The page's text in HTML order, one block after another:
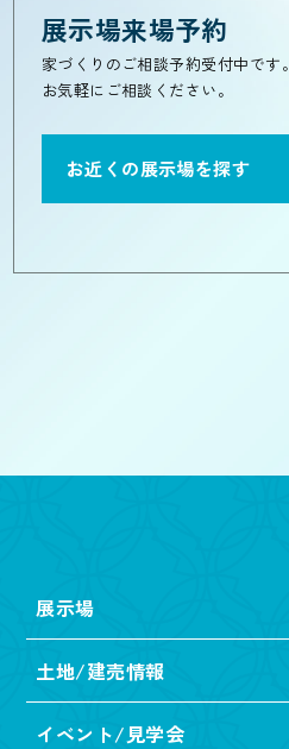
展示場来場予約
家づくりのご相談予約受付中です。
お気軽にご相談ください。
お近くの展示場を探す
展示場
土地/建売情報
イベント/見学会